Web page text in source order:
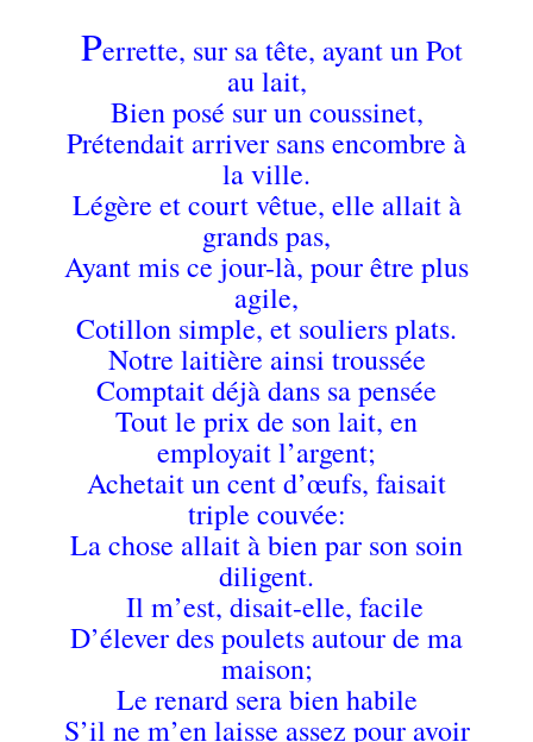
Perrette, sur sa tête, ayant un Pot
au lait,
Bien posé sur un coussinet,
Prétendait arriver sans encombre à
la ville.
Légère et court vêtue, elle allait à
grands pas,
Ayant mis ce jour-là, pour être plus
agile,
Cotillon simple, et souliers plats.
Notre laitière ainsi troussée
Comptait déjà dans sa pensée
Tout le prix de son lait, en
employait l’argent;
Achetait un cent d’œufs, faisait
triple couvée:
La chose allait à bien par son soin
diligent.
Il m’est, disait-elle, facile
D’élever des poulets autour de ma
maison;
Le renard sera bien habile
S’il ne m’en laisse assez pour avoir